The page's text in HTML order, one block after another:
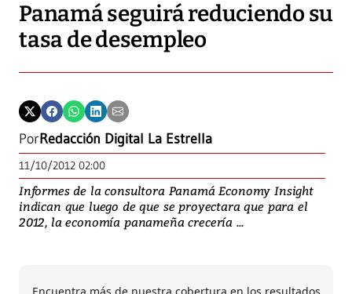
Panamá seguirá reduciendo su
tasa de desempleo
PorRedacción Digital La Estrella
11/10/2012 02:00
Informes de la consultora Panamá Economy Insight
indican que luego de que se proyectara que para el
2012, la economía panameña crecería ...